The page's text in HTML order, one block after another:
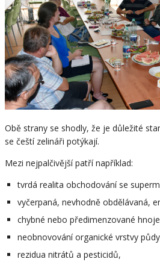
Obě strany se shodly, že je důležité
se čeští zelináři potýkají.
Mezi nejpalčivější patří například:
tvrdá realita obchodování se
vyčerpaná, nevhodně obdělávaná,
chybné nebo předimenzované
neobnovování organické vrstvy
rezidua nitrátů a pesticidů,